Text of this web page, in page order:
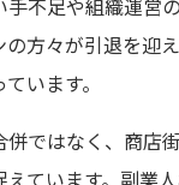
方々が引退を迎
います。
ではなく、商店
ています。副業